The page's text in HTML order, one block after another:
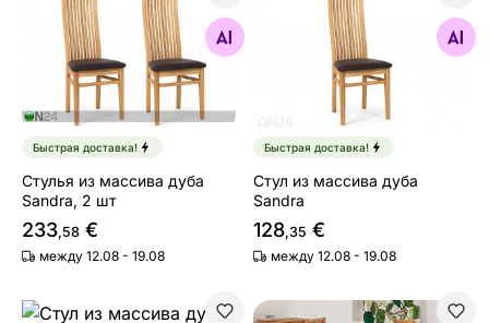
Стулья из массива дуба Sandra, 2 шт
Найдите похожие
Быстрая доставка!
Стулья из массива дуба
Sandra, 2 шт
233,58 €
между 12.08 - 19.08
Стул из массива дуба
Найдите похожие
Быстрая доставка!
Стул из массива дуба
Sandra
128,35 €
между 12.08 - 19.08